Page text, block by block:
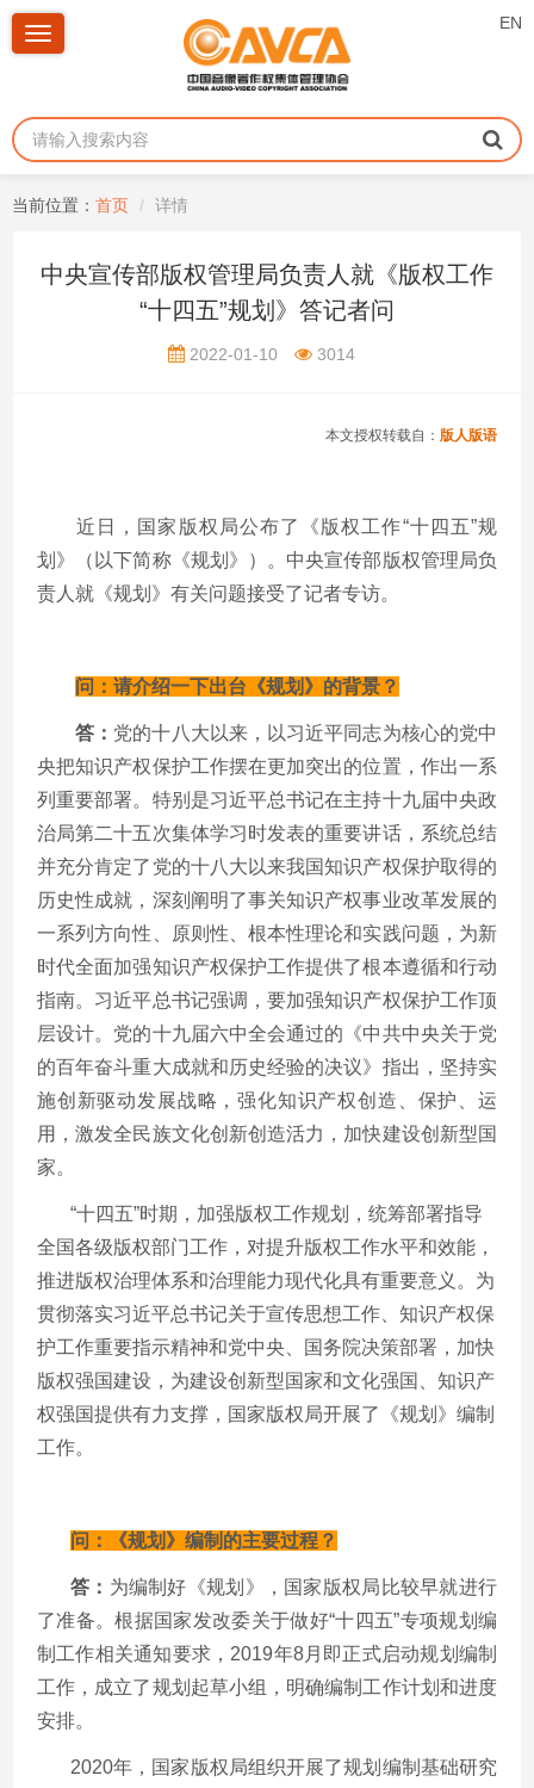
EN
Toggle
当前位置： 首页 详情
中央宣传部版权管理局负责人就《版权工作
“十四五”规划》答记者问
2022-01-10 3014
本文授权转载自： 版人版语
近日，国家版权局公布了《版权工作“十四五”规
划》（以下简称《规划》）。中央宣传部版权管理局负
责人就《规划》有关问题接受了记者专访。
问：请介绍一下出台《规划》的背景？
答： 党的十八大以来，以习近平同志为核心的党中
央把知识产权保护工作摆在更加突出的位置，作出一系
列重要部署。特别是习近平总书记在主持十九届中央政
治局第二十五次集体学习时发表的重要讲话，系统总结
并充分肯定了党的十八大以来我国知识产权保护取得的
历史性成就，深刻阐明了事关知识产权事业改革发展的
一系列方向性、原则性、根本性理论和实践问题，为新
时代全面加强知识产权保护工作提供了根本遵循和行动
指南。习近平总书记强调，要加强知识产权保护工作顶
层设计。党的十九届六中全会通过的《中共中央关于党
的百年奋斗重大成就和历史经验的决议》指出，坚持实
施创新驱动发展战略，强化知识产权创造、保护、运
用，激发全民族文化创新创造活力，加快建设创新型国
家。
“十四五”时期，加强版权工作规划，统筹部署指导
全国各级版权部门工作，对提升版权工作水平和效能，
推进版权治理体系和治理能力现代化具有重要意义。为
贯彻落实习近平总书记关于宣传思想工作、知识产权保
护工作重要指示精神和党中央、国务院决策部署，加快
版权强国建设，为建设创新型国家和文化强国、知识产
权强国提供有力支撑，国家版权局开展了《规划》编制
工作。
问：《规划》编制的主要过程？
答： 为编制好《规划》，国家版权局比较早就进行
了准备。根据国家发改委关于做好“十四五”专项规划编
制工作相关通知要求， 2019年8月即正式启动规划编制
工作，成立了规划起草小组，明确编制工作计划和进度
安排。
2020年，国家版权局组织开展了规划编制基础研究